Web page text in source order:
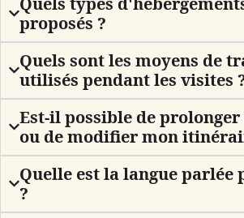
proposés ?
Quels sont les moyens de
utilisés pendant les visites
Est-il possible de
ou de modifier mon
Quelle est la langue parlée
?